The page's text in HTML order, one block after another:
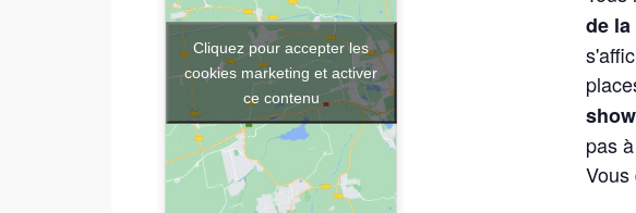
de
show
pas
Cliquez pour accepter les
cookies marketing et activer
ce contenu